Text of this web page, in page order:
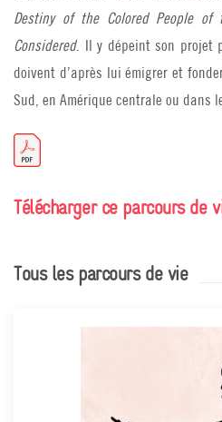
Destiny of the Colored People of
Considered. Il y dépeint son projet
doivent d’après lui émigrer et
Sud, en Amérique centrale ou dans
Télécharger ce parcours de
Tous les parcours de vie